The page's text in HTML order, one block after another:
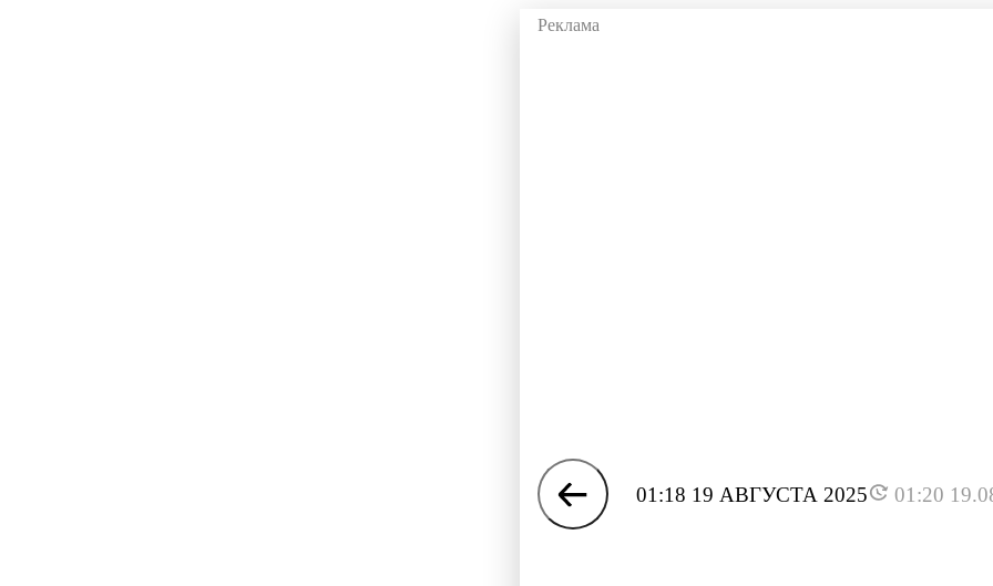
01:18 19 АВГУСТА 2025 01:20